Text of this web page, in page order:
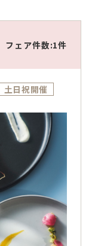
う結婚式をご
フェア件数:1件
土日祝開催